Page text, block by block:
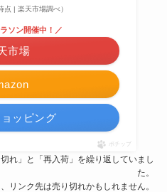
| 楽天市場調べ）
ソン開催中！／
市場
ッピング
ポチップ
れ」と「再入荷」を繰り返していまし
た。
リンク先は売り切れかもしれません。